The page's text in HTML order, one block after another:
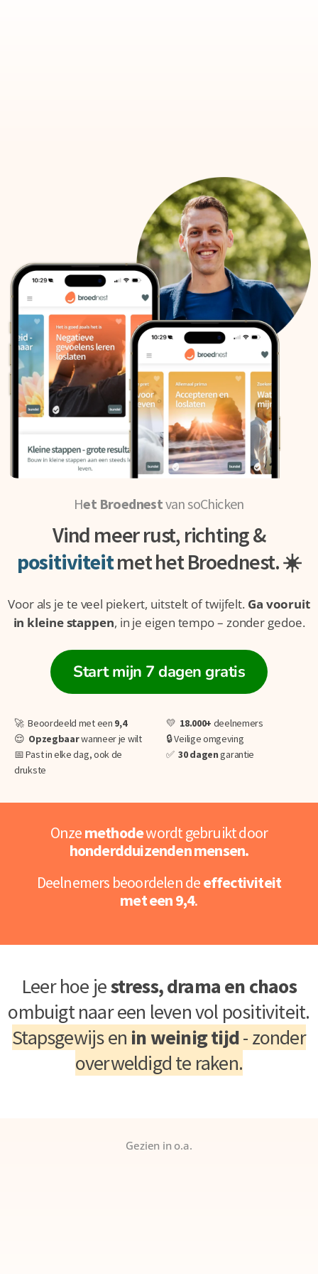
Het Broednestvan soChicken
Vind meer rust, richting &
positiviteitmet het Broednest. ☀️
Voor als je te veel piekert, uitstelt of twijfelt. Ga vooruit
in kleine stappen, in je eigen tempo – zonder gedoe.
Start mijn 7 dagen gratis
🚀 Beoordeeld met een 9,4
😌 Opzegbaarwanneer je wilt
📅 Past in elke dag, ook de
drukste
💛 18.000+ deelnemers
🔒 Veilige omgeving
✅30 dagengarantie
Onzemethodewordt gebruikt door
honderdduizenden mensen.
Deelnemers beoordelen deeffectiviteit
met een 9,4.
Leer hoe jestress, drama en chaos
ombuigt naar een leven vol positiviteit.
Stapsgewijs en in weinig tijd- zonder
overweldigd te raken.
Gezien in o.a.